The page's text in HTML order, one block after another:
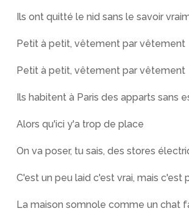
Ils ont quitté le nid sans le savoir
Petit à petit, vêtement par vêtement
Petit à petit, vêtement par vêtement
Ils habitent à Paris des apparts sans
Alors qu'ici y'a trop de place
On va poser, tu sais, des stores
C'est un peu laid c'est vrai, mais c'est
La maison somnole comme un chat